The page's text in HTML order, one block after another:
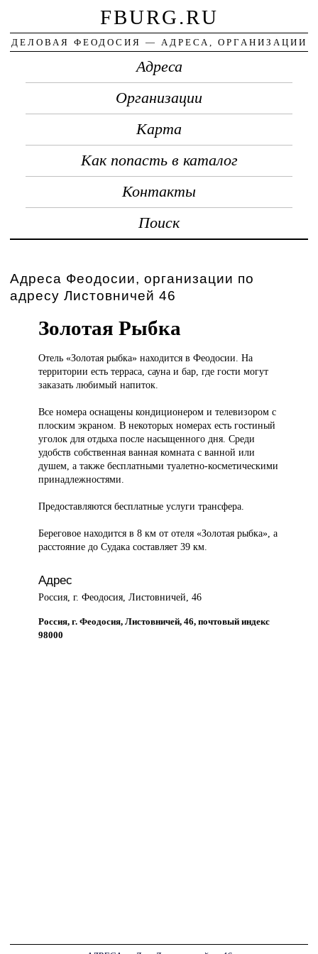
FBURG.RU
ДЕЛОВАЯ ФЕОДОСИЯ — АДРЕСА, ОРГАНИЗАЦИИ
Адреса
Организации
Карта
Как попасть в каталог
Контакты
Поиск
Адреса Феодосии, организации по
адресу Листовничей 46
Золотая Рыбка
Отель «Золотаярыбка» находится в Феодосии. На
территории есть терраса, сауна и бар, где гости могут
заказать любимый напиток.
Все номера оснащены кондиционером и телевизором с
плоским экраном. В некоторых номерах есть гостиный
уголок для отдыха после насыщенного дня. Среди
удобств собственная ванная комната с ванной или
душем, а также бесплатными туалетно-косметическими
принадлежностями.
Предоставляются бесплатные услуги трансфера.
Береговое находится в 8 км от отеля «Золотая рыбка», а
расстояние до Судака составляет 39 км.
Адрес
Россия, г. Феодосия, Листовничей, 46
Россия, г. Феодосия, Листовничей, 46, почтовый индекс
98000